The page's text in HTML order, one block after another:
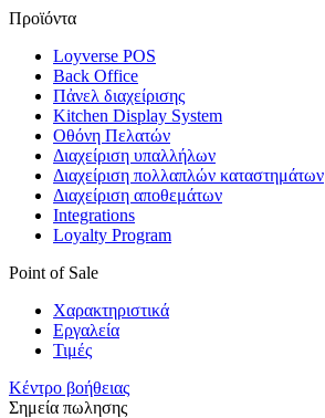
Προϊόντα
Loyverse POS
Back Office
Πἀνελ διαχείρισης
Kitchen Display System
Οθόνη Πελατών
Διαχείριση υπαλλήλων
Διαχείριση πολλαπλών καταστημάτων
Διαχείριση αποθεμάτων
Integrations
Loyalty Program
Point of Sale
Χαρακτηριστικά
Εργαλεία
Τιμές
Κέντρο βοήθειας
Σημεία πωλησης